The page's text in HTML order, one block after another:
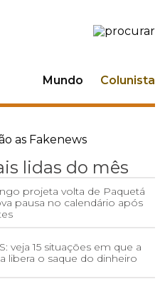
Mundo Colunista
lidas do mês
projeta volta de Paquetá
pausa no calendário após
veja 15 situações em que a
libera o saque do dinheiro